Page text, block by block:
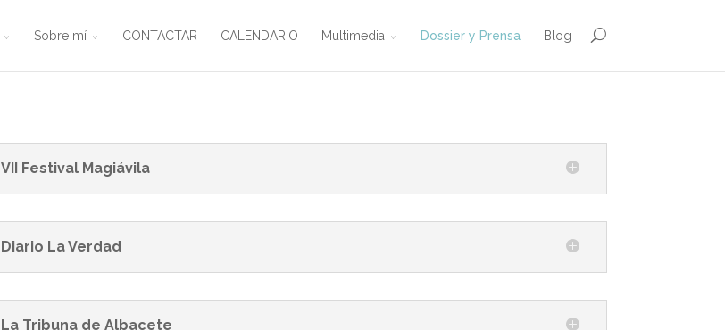
Sobre mí CONTACTAR CALENDARIO Multimedia Dossier y Prensa Blog
VII Festival Magiávila
Diario La Verdad
La Tribuna de Albacete